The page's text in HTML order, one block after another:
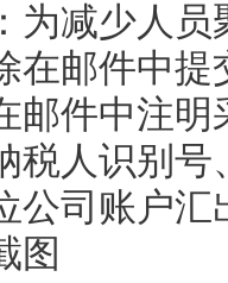
为减少人
在邮件中
邮件中注
税人识别
公司账户
图